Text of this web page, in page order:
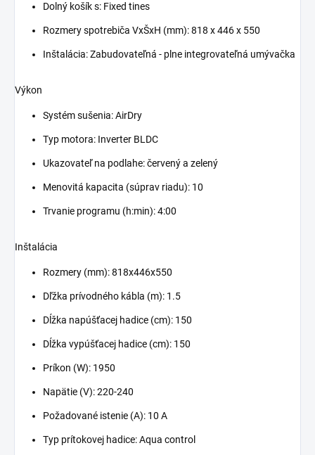
Dolný košík s: Fixed tines
Rozmery spotrebiča VxŠxH (mm): 818 x 446 x 550
Inštalácia: Zabudovateľná - plne integrovateľná umývačka
Výkon
Systém sušenia: AirDry
Typ motora: Inverter BLDC
Ukazovateľ na podlahe: červený a zelený
Menovitá kapacita (súprav riadu): 10
Trvanie programu (h:min): 4:00
Inštalácia
Rozmery (mm): 818x446x550
Dľžka prívodného kábla (m): 1.5
Dĺžka napúšťacej hadice (cm): 150
Dĺžka vypúšťacej hadice (cm): 150
Príkon (W): 1950
Napätie (V): 220-240
Požadované istenie (A): 10 A
Typ prítokovej hadice: Aqua control